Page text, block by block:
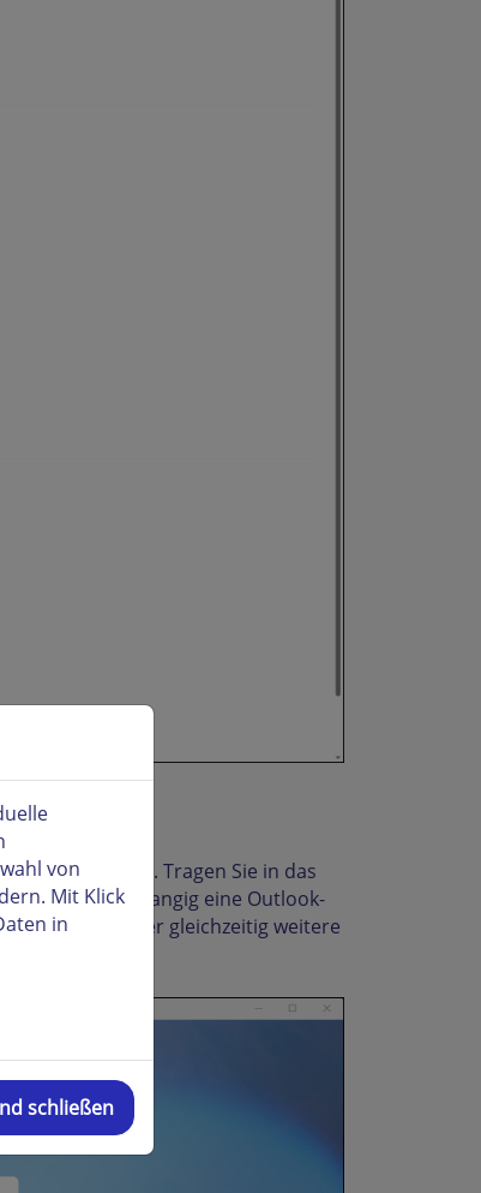
Ersteinrichtung . Tragen Sie in das
Programm vorangig eine Outlook-
eröffnet aber gleichzeitig weitere
von
Mit Klick
in
schließen